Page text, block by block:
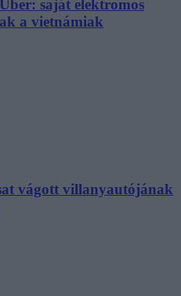
saját elektromos
a vietnámiak
vágott villanyautójának